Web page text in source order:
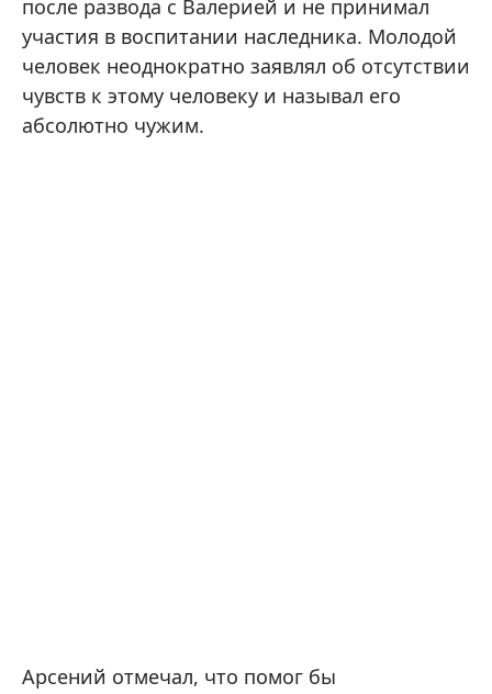
после развода с Валерией и не принимал
участия в воспитании наследника. Молодой
человек неоднократно заявлял об отсутствии
чувств к этому человеку и называл его
абсолютно чужим.
Арсений отмечал, что помог бы